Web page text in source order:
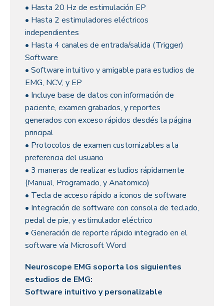
• Hasta 20 Hz de estimulación EP
• Hasta 2 estimuladores eléctricos
independientes
• Hasta 4 canales de entrada/salida (Trigger)
Software
• Software intuitivo y amigable para estudios de
EMG, NCV, y EP
• Incluye base de datos con información de
paciente, examen grabados, y reportes
generados con exceso rápidos desdés la página
principal
• Protocolos de examen customizables a la
preferencia del usuario
• 3 maneras de realizar estudios rápidamente
(Manual, Programado, y Anatomico)
• Tecla de acceso rápido a iconos de software
• Integración de software con consola de teclado,
pedal de pie, y estimulador eléctrico
• Generación de reporte rápido integrado en el
software vía Microsoft Word
Neuroscope EMG soporta los siguientes
estudios de EMG:
Software intuitivo y personalizable